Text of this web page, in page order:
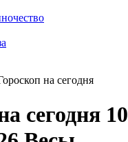
на сегодня
сегодня 10